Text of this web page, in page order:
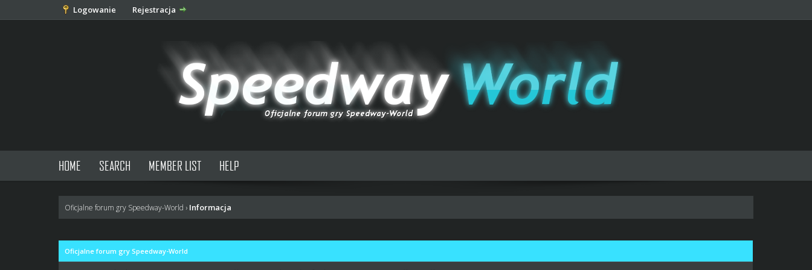
Logowanie Rejestracja
HOME SEARCH MEMBER LIST HELP
Oficjalne forum gry Speedway-World › Informacja
Oficjalne forum gry Speedway-World